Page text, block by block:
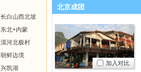
长白山西北坡
东北+内蒙
漠河北极村
朝鲜边境
兴凯湖
北京成团
加入对比